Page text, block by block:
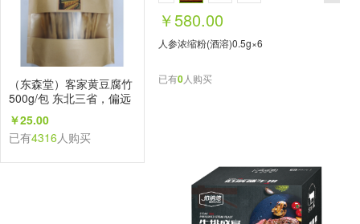
（东森堂）客家黄豆腐竹
500g/包 东北三省，偏远
地区不发
￥25.00
已有4316人购买
￥580.00
人参浓缩粉(酒溶)0.5g×6
已有0人购买